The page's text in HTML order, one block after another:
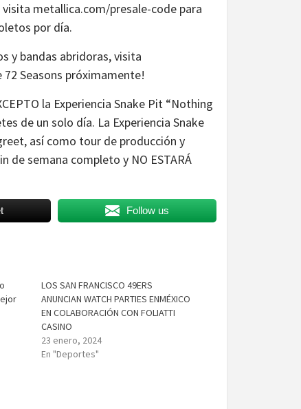
visita metallica.com/presale-code para
por día.
y bandas abridoras, visita
Seasons próximamente!
la Experiencia Snake Pit “Nothing
de un solo día. La Experiencia Snake
así como tour de producción y
de semana completo y NO ESTARÁ
Follow us
LOS SAN FRANCISCO 49ERS
ANUNCIAN WATCH PARTIES ENMÉXICO
EN COLABORACIÓN CON FOLIATTI
CASINO
23 enero, 2024
En "Deportes"